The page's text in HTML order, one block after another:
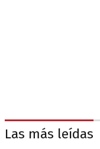
Las más leídas